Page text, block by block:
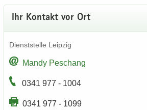
Ihr Kon­takt vor Ort
Dienst­stel­le Leip­zig
Mandy Peschang
0341 977 - 1004
0341 977 - 1099